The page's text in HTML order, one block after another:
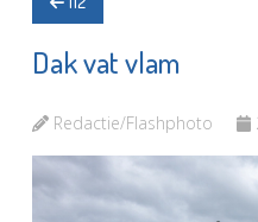
Dak vat vlam
Redactie/Flashphoto